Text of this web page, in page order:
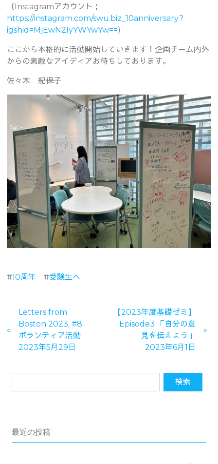
（Instagramアカウント：
https://instagram.com/swu.biz_10anniversary?
igshid=MjEwN2IyYWYwYw==)
ここから本格的に活動開始していきます！企画チーム内外
からの素敵なアイディアお待ちしております。
佐々木 紀保子
#10周年 #受験生へ
Letters from
Boston 2023, #8
ボランティア活動
2023年5月29日
【2023年度基礎ゼミ】
Episode3 「自分の意
見を伝えよう」
2023年6月1日
最近の投稿